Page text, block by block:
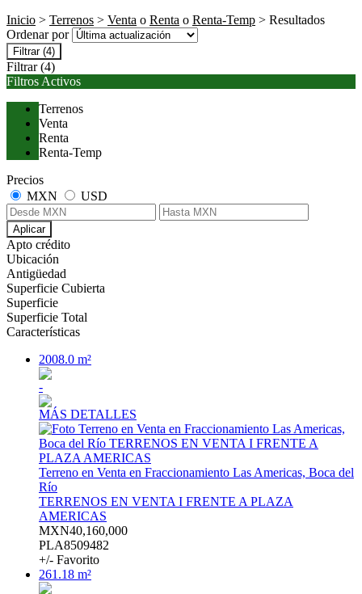
Inicio > Terrenos > Venta o Renta o Renta-Temp > Resultados
Ordenar por
Filtrar (4)
Filtrar (4)
Filtros Activos
Terrenos
Venta
Renta
Renta-Temp
Precios
MXN
USD
Aplicar
Apto crédito
Ubicación
Antigüedad
Superficie Cubierta
Superficie
Superficie Total
Características
2008.0 m²
-
MÁS DETALLES
Terreno en Venta en Fraccionamiento Las Americas, Boca del
Río
TERRENOS EN VENTA I FRENTE A PLAZA
AMERICAS
MXN40,160,000
PLA8509482
+/- Favorito
261.18 m²